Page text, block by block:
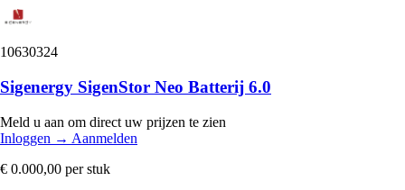
10630324
Sigenergy SigenStor Neo Batterij 6.0
Meld u aan om direct uw prijzen te zien
Inloggen → Aanmelden
€ 0.000,00 per stuk